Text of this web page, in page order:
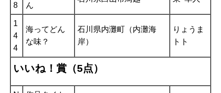
8
ん
1
4
4
海ってどん
な味？
石川県内灘町（内灘海
岸）
りょうま
トト
いいね！賞（5点）